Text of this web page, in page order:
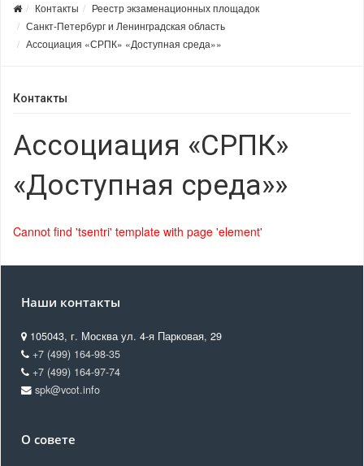
Контакты
Реестр экзаменационных площадок
Санкт-Петербург и Ленинградская область
Ассоциация «СРПК» «Доступная среда»»
Контакты
Ассоциация «СРПК»
«Доступная среда»»
Cannot find 'tsentri' template with page 'element'
Наши контакты
105043, г. Москва ул. 4-я Парковая, 29
+7 (499) 164-98-35
+7 (499) 164-97-74
spk@vcot.info
О совете